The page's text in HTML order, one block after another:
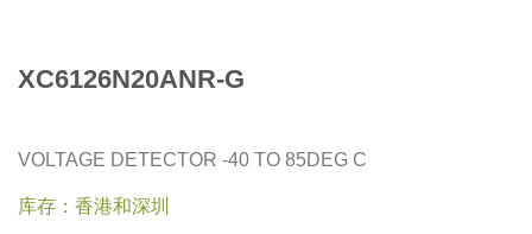
XC6126N20ANR-G
VOLTAGE DETECTOR -40 TO 85DEG C
库存：香港和深圳